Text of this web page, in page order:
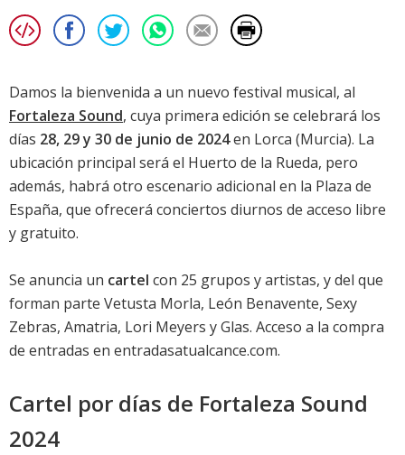
Damos la bienvenida a un nuevo festival musical, al
Fortaleza Sound, cuya primera edición se celebrará los
días 28, 29 y 30 de junio de 2024en Lorca (Murcia). La
ubicación principal será el Huerto de la Rueda, pero
además, habrá otro escenario adicional en la Plaza de
España, que ofrecerá conciertos diurnos de acceso libre
y gratuito.
Se anuncia un cartel con 25 grupos y artistas, y del que
forman parte Vetusta Morla, León Benavente, Sexy
Zebras, Amatria, Lori Meyers y Glas. Acceso a la compra
de entradas en entradasatualcance.com.
Cartel por días de Fortaleza Sound
2024